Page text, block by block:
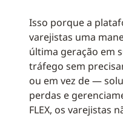
Isso porque a
varejistas uma
última geração em
tráfego sem
ou em vez de —
perdas e
FLEX, os varejistas